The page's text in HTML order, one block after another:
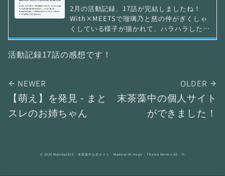
2月の活動記録、17話が完結しましたね！
With×MEETSで瑠璃乃と慈の仲がぎくしゃ
くしている様子が描かれて、ハラハラしたま
まシャッフルユニットの催しが始まって。正
直With×MEETSをまったり楽しみたい私と
しては「こんな展開やめてくれよ～」などと
半からあまりにも面白すぎて全ての不安が吹
き飛んでしまったのを覚えています。 今回
のエピソードは今までの活動記録の中でも特
に気に入ったものなので、せっかくなので1
本記事を書くことにしました。🪷Link！
活動記録17話の感想です！
NEWER
【萌え】を発見 - まと
スレのお姉ちゃん
OLDER
末茶藻中の個人サイト
ができました！
© 2026 Matcha1919 · 末茶藻中公式サイト · Made withHugo · Theme Hermit-V2 ·